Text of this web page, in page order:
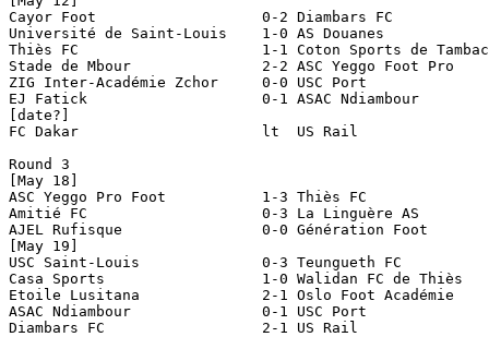
Cayor Foot                   0-2 Diambars FC
Université de Saint-Louis    1-0 AS Douanes
Thiès FC                     1-1 Coton Sports de
Stade de Mbour               2-2 ASC Yeggo Foot
ZIG Inter-Académie Zchor     0-0 USC Port
EJ Fatick                    0-1 ASAC Ndiambour
[date?]
FC Dakar                     lt  US Rail
Round 3
[May 18]
ASC Yeggo Pro Foot           1-3 Thiès FC
Amitié FC                    0-3 La Linguère AS
AJEL Rufisque                0-0 Génération Foot
[May 19]
USC Saint-Louis              0-3 Teungueth FC
Casa Sports                  1-0 Walidan FC de Thiès
Etoile Lusitana              2-1 Oslo Foot Académie
ASAC Ndiambour               0-1 USC Port
Diambars FC                  2-1 US Rail